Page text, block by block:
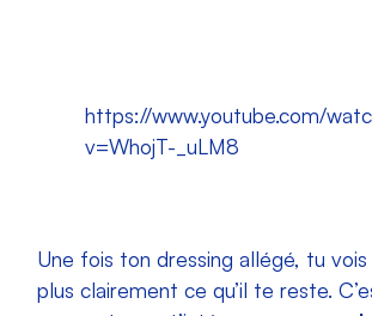
https://www.youtube.com/
v=WhojT-_uLM8
Une fois ton dressing allégé, tu
plus clairement ce qu’il te reste.